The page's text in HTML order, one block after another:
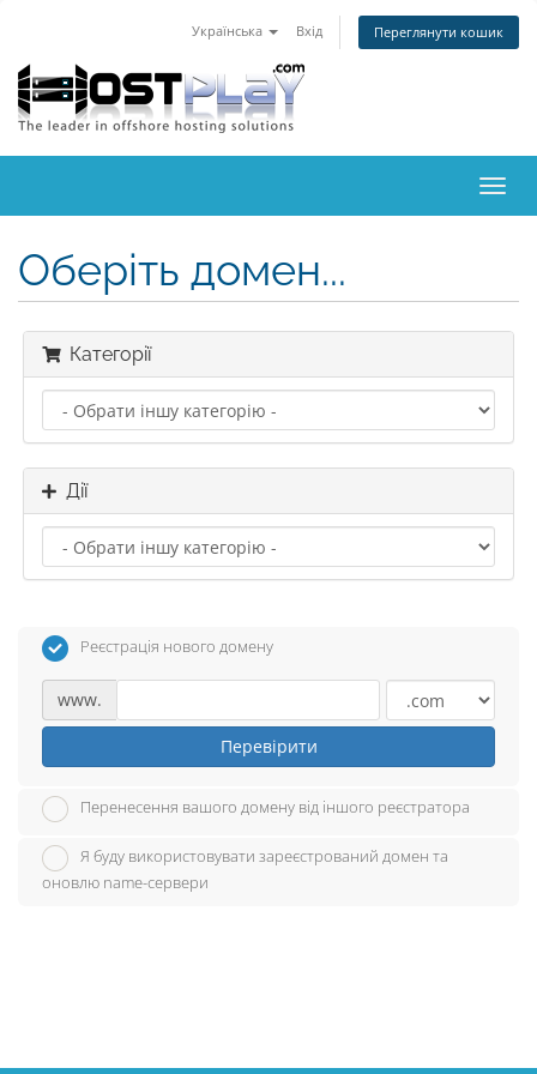
Українська Вхід Переглянути кошик
Оберіть домен...
Категорії
Дії
Реєстрація нового домену
www.
Перевірити
Перенесення вашого домену від іншого реєстратора
Я буду використовувати зареєстрований домен та
оновлю name-сервери